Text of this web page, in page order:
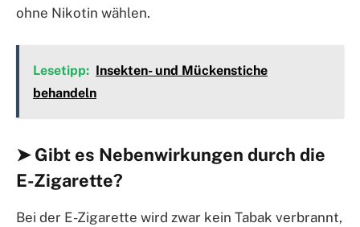
ohne Nikotin wählen.
Lesetipp: Insekten- und Mückenstiche
behandeln
➤ Gibt es Nebenwirkungen durch die
E-Zigarette?
Bei der E-Zigarette wird zwar kein Tabak verbrannt,